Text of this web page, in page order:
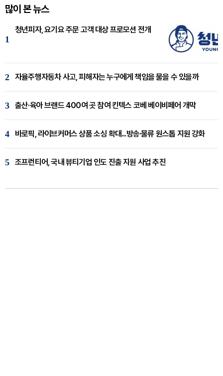
많이 본 뉴스
1
청년피자, 요기요 주문 고객 대상 프로모션 전개
2 자율주행자동차 사고, 피해자는 누구에게 책임을 물을 수 있을까
3 출산·육아 브랜드 400여 곳 참여 킨텍스 코베 베이비페어 개막
4 바로픽, 라이브커머스 상품 소싱 확대...방송·물류 원스톱 지원 강화
5 조프런티어, 국내 뷰티기업 인도 진출 지원 사업 추진